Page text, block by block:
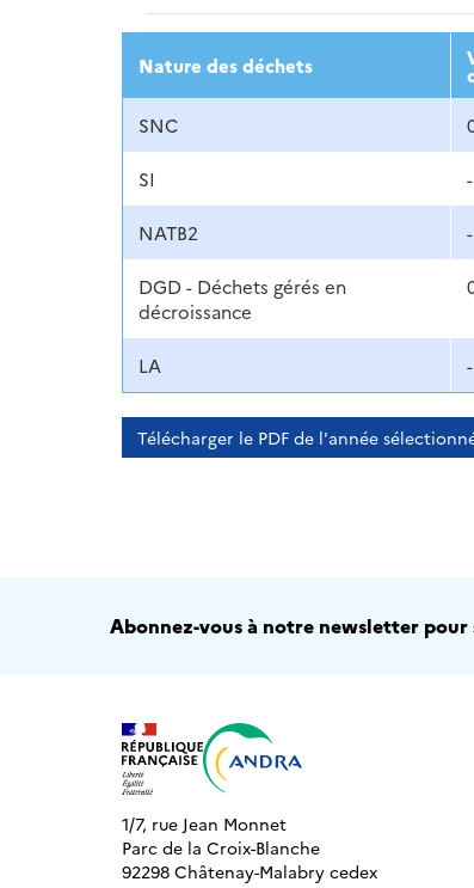
2013 2014
Nature des déchets
SNC
SI -
NATB2 -
DGD - Déchets gérés en
décroissance
LA -
Télécharger le PDF de l'année
Abonnez-vous à notre newsletter
1/7, rue Jean Monnet
Parc de la Croix-Blanche
92298 Châtenay-Malabry cedex